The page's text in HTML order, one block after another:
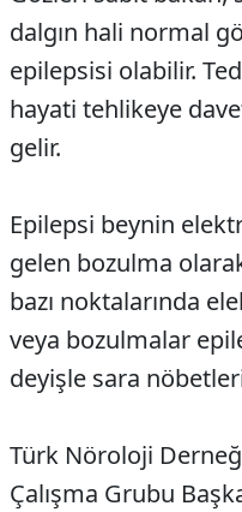
dalgın hali normal
epilepsisi olabilir.
hayati tehlikeye
gelir.
Epilepsi beynin
gelen bozulma
bazı noktalarında
veya bozulmalar
deyişle sara
Türk Nöroloji
Çalışma Grubu